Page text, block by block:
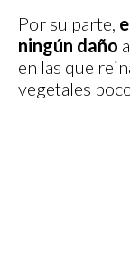
Por su parte,
ningún daño
en las que
vegetales